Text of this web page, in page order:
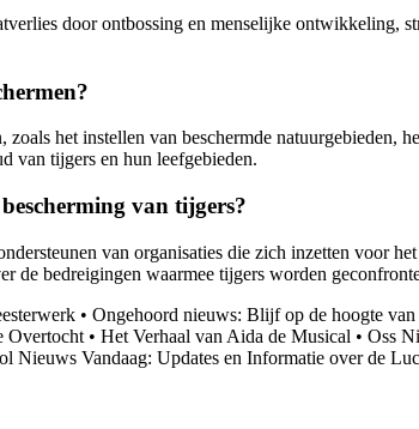
door ontbossing en menselijke ontwikkeling,
het instellen van beschermde
van tijgers en hun leefgebieden.
van tijgers?
van organisaties die zich inzetten voor
bedreigingen waarmee tijgers worden
• Ongehoord nieuws: Blijf op de hoogte
Overtocht • Het Verhaal van Aida de Musical • Oss
Nieuws Vandaag: Updates en Informatie over de